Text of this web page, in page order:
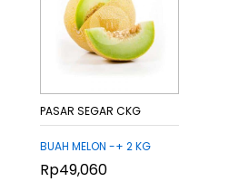
PASAR SEGAR CKG
BUAH MELON -+ 2 KG
Rp49,060
Rp49,060